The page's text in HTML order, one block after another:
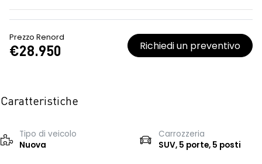
Prezzo Renord
€28.950 Richiedi un preventivo
Caratteristiche
Tipo di veicolo
Nuova
Carrozzeria
SUV, 5 porte, 5 posti